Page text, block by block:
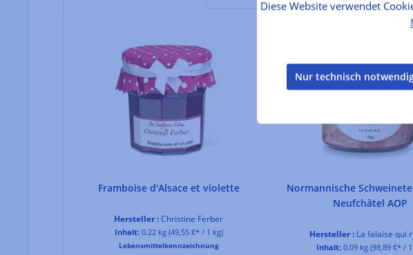
Framboise d'Alsace et violette
Hersteller :Christine Ferber
Inhalt: 0.22 kg (49,55 €* / 1 kg)
Lebensmittelkennzeichnung
Normannische
Neufchâtel AOP
Hersteller :La falaise qui
Inhalt: 0.09 kg (98,89 €* /
Diese Website verwendet
Nur technisch